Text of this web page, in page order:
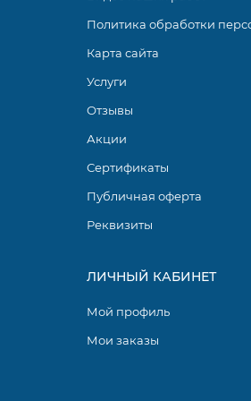
Политика обработки
Карта сайта
Услуги
Отзывы
Акции
Сертификаты
Публичная оферта
Реквизиты
ЛИЧНЫЙ КАБИНЕТ
Мой профиль
Мои заказы